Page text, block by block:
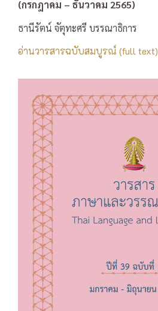
(กรกฎาคม – ธันวาคม 2565)
ธานีรัตน์ จัตุทะศรี บรรณาธิการ
อ่านวารสารฉบับสมบูรณ์ (full text)